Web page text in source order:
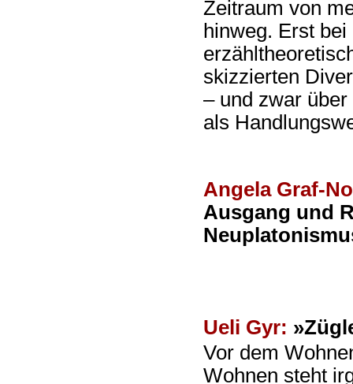
Zeitraum von
hinweg. Erst
skizzierten
– und zwar
als
Angela Graf-
Ausgang und
Ueli Gyr:
Vor dem
Wohnen steht